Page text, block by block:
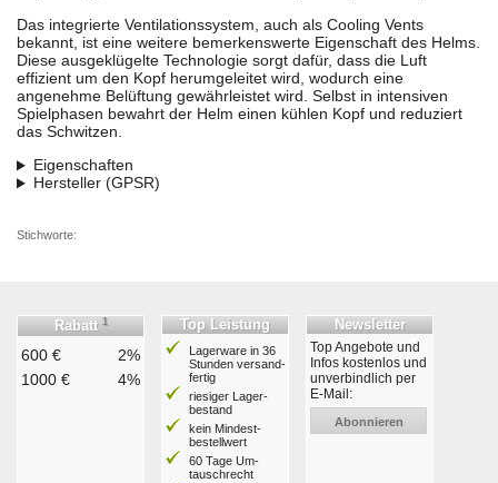
Das integrierte Ventilationssystem, auch als Cooling Vents
bekannt, ist eine weitere bemerkenswerte Eigenschaft des Helms.
Diese ausgeklügelte Technologie sorgt dafür, dass die Luft
effizient um den Kopf herumgeleitet wird, wodurch eine
angenehme Belüftung gewährleistet wird. Selbst in intensiven
Spielphasen bewahrt der Helm einen kühlen Kopf und reduziert
das Schwitzen.
Eigenschaften
Hersteller (GPSR)
Stichworte:
Rabatt 1
600 €
2%
1000 €
4%
Top Leistung
Lagerware in 36
Stunden ver­sand­
fertig
riesiger Lager­
bestand
kein Mindest­
bestell­wert
60 Tage Um­
tausch­recht
Newsletter
Top Angebote und
Infos kostenlos und
unverbindlich per
E-Mail:
Abonnieren